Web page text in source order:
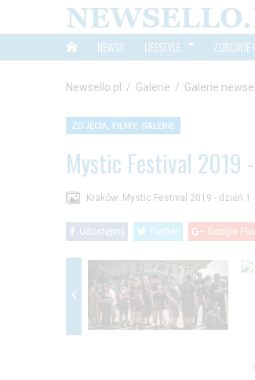
NEWSY LIFESTYLE ZDROWIE
Newsello.pl / Galerie / Galerie
ZDJĘCIA, FILMY, GALERIE
Mystic Festival 2019
Kraków: Mystic Festival 2019 - dzień 1
Udostępnij Twitter Google